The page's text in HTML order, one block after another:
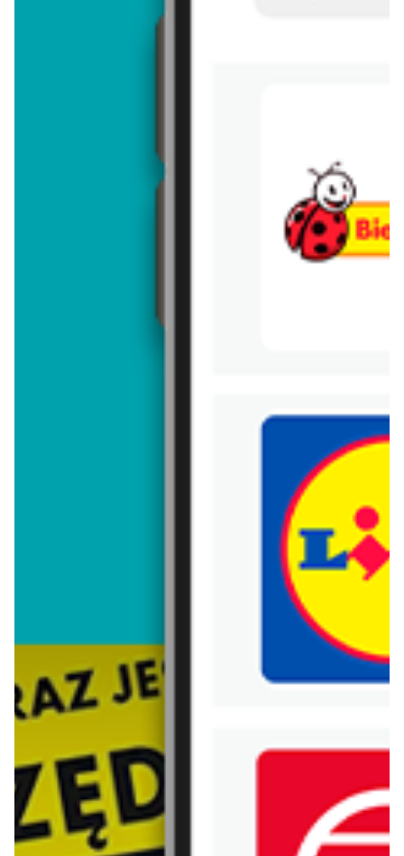
Trafiłeś na nieaktualną gazetkę
Zobacz aktualne gazetki Blix!
aktualna
Zawartość dla osób
od dziś